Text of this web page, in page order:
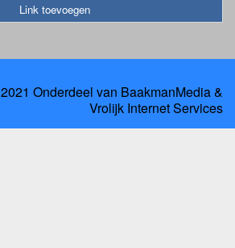
Link toevoegen
Onderdeel van BaakmanMedia&
Vrolijk Internet Services